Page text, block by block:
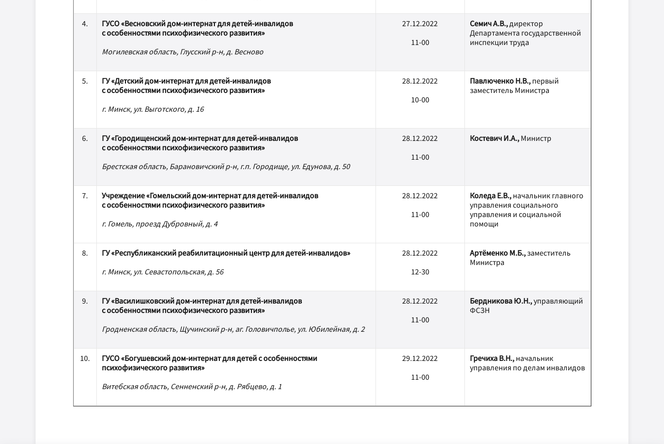
4.
ГУСО «Весновский дом-интернат для детей-инвалидов
с особенностями психофизического развития»
Могилевская область, Глусский р-н, д. Весново
27.12.2022
11-00
Семич А.В.,директор
Департамента государственной
инспекции труда
5.
ГУ «Детский дом-интернат для детей-инвалидов
с особенностями психофизического развития»
г. Минск, ул. Выготского, д. 16
28.12.2022
10-00
Павлюченко Н.В.,первый
заместитель Министра
6.
ГУ «Городищенский дом-интернат для детей-инвалидов
с особенностями психофизического развития»
Брестская область, Барановичский р-н, г.п. Городище, ул. Едунова, д. 50
28.12.2022
11-00
Костевич И.А.,Министр
7.
Учреждение «Гомельский дом-интернат для детей-инвалидов
с особенностями психофизического развития»
г. Гомель, проезд Дубровный, д. 4
28.12.2022
11-00
Коледа Е.В.,начальник главного
управления социального
управления и социальной
помощи
8.
ГУ «Республиканский реабилитационный центр для детей-инвалидов»
г. Минск, ул. Севастопольская, д. 56
28.12.2022
12-30
Артёменко М.Б.,заместитель
Министра
9.
ГУ «Василишковский дом-интернат для детей-инвалидов
с особенностями психофизического развития»
Гродненская область, Щучинский р-н, аг. Головичполье, ул. Юбилейная, д. 2
28.12.2022
11-00
Бердникова Ю.Н.,управляющий
ФСЗН
10.
ГУСО «Богушевский дом-интернат для детей с особенностями
психофизического развития»
Витебская область, Сенненский р-н, д. Рябцево, д. 1
29.12.2022
11-00
Гречиха В.Н.,начальник
управления по делам инвалидов